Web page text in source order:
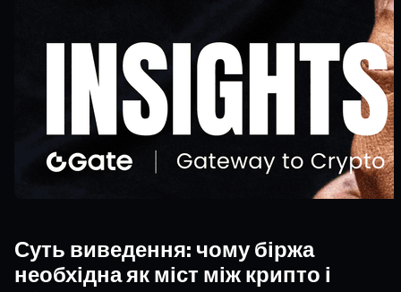
Суть виведення: чому біржа
необхідна як міст між крипто і